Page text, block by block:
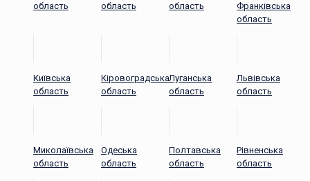
область
область
область
Франківська
область
Київська
область
Кіровоградська
область
Луганська
область
Львівська
область
Миколаївська
область
Одеська
область
Полтавська
область
Рівненська
область